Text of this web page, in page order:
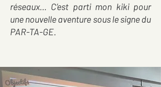
réseaux… C’est parti mon kiki pour
une nouvelle aventure sous le signe du
PAR-TA-GE.